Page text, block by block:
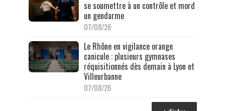
se soumettre à un contrôle et mord
un gendarme
07/08/26
Le Rhône en vigilance orange
canicule : plusieurs gymnases
réquisitionnés dès demain à Lyon et
Villeurbanne
07/08/26